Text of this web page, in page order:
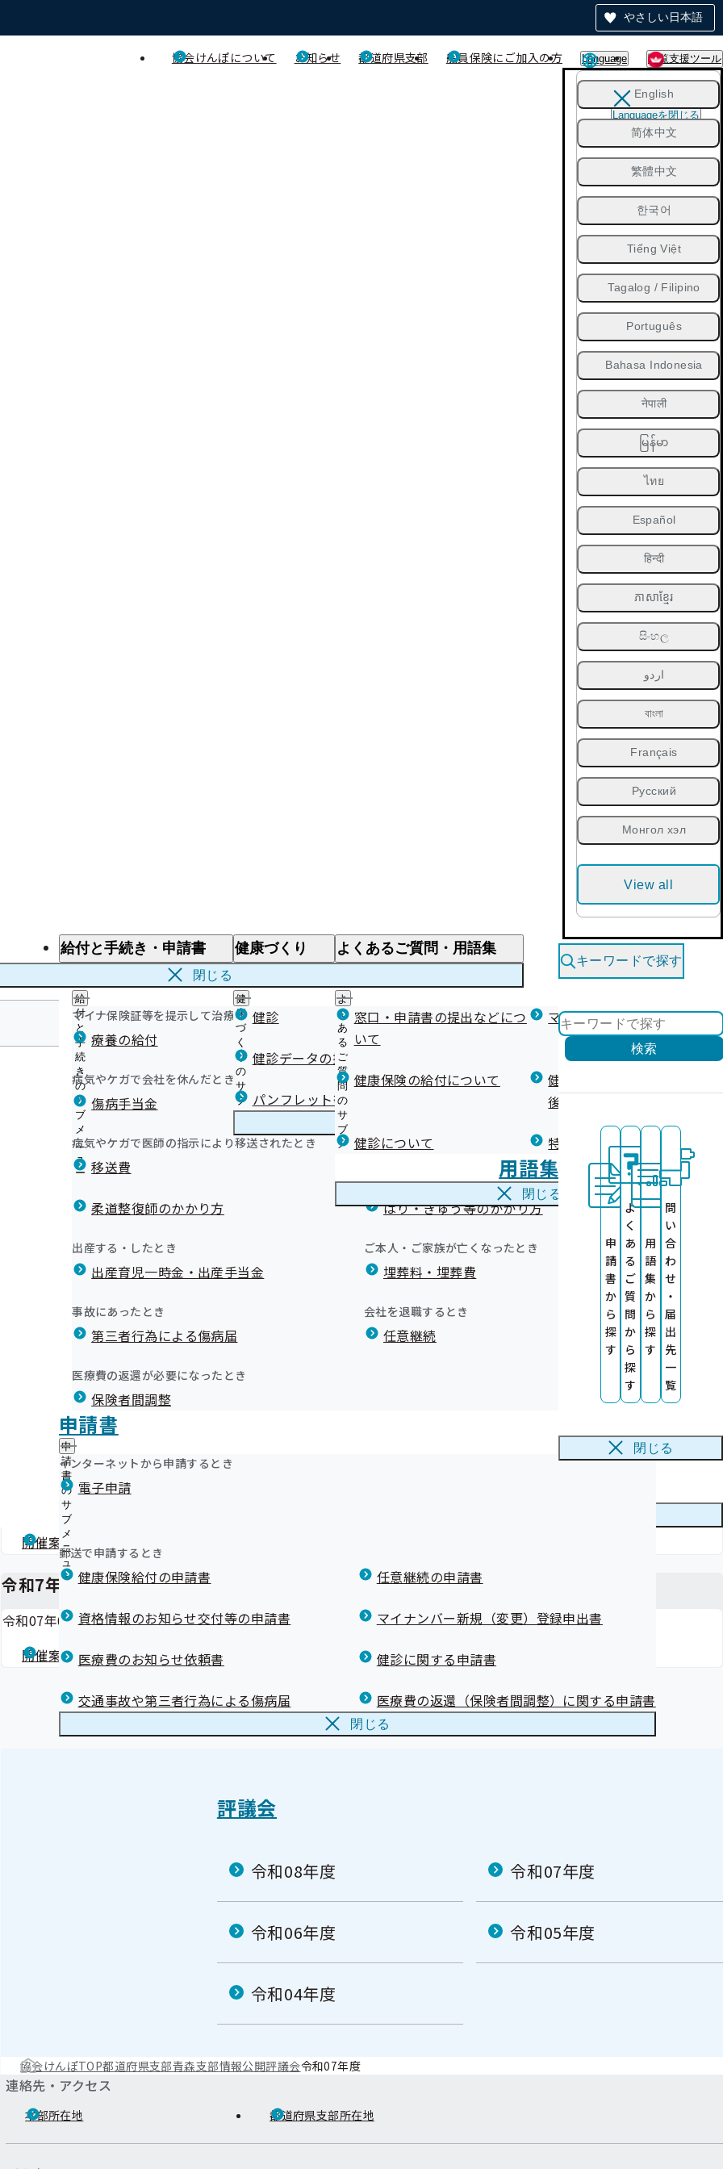
やさしい日本語
協会けんぽについて お知らせ 都道府県支部 船員保険にご加入の方 Language 閲覧支援ツール
English
简体中文
繁體中文
한국어
Tiếng Việt
Tagalog / Filipino
Português
Bahasa Indonesia
नेपाली
မြန်မာ
ไทย
Español
हिन्दी
ភាសាខ្មែរ
සිංහල
اردو
বাংলা
Français
Русский
Монгол хэл
View all
Languageを閉じる
給付と手続き・申請書
給付と手続き
給
付
と
手
続
き
の
サ
ブ
メ
ニ
ュ
ー
マイナ保険証等を提示して治療を受けるとき
療養の給付
医療費が高額になりそう・なったとき
限度額適用認定・高額療養費・高額介護合算
病気やケガで会社を休んだとき
傷病手当金
医療費の全額を負担したとき
病気やケガで医師の指示により移送されたとき
移送費
海外で急な病気にかかり治療を受けたとき
柔道整復師のかかり方 はり・きゅう等のかかり方
出産する・したとき
出産育児一時金・出産手当金
ご本人・ご家族が亡くなったとき
埋葬料・埋葬費
事故にあったとき
第三者行為による傷病届
会社を退職するとき
任意継続
医療費の返還が必要になったとき
保険者間調整
申請書
申
請
書
の
サ
ブ
メ
ニ
ュ
ー
インターネットから申請するとき
電子申請
郵送で申請するとき
健康保険給付の申請書 任意継続の申請書
資格情報のお知らせ交付等の申請書 マイナンバー新規（変更）登録申出書
医療費のお知らせ依頼書 健診に関する申請書
交通事故や第三者行為による傷病届 医療費の返還（保険者間調整）に関する申請書
閉じる
健康づくり
健
康
づ
く
り
の
サ
ブ
メ
ュ
健診 健診を受けた後の健康づくり
健診データの提供について 健康宣言（コラボヘルス）
パンフレット等（広報） 健康づくりコラム
よくあるご質問・用語集
よ
く
あ
る
ご
質
問
の
サ
ブ
メ
窓口・申請書の提出などにつ
いて
マイナ保険証等関連について
健康保険の給付について
健康保険任意継続制度（退職
後の健康保険）について
健診について 特定保健指導について
用語集
閉じる
閉じる
キーワードで探す
検索
申
請
書
か
ら
探
す
よ
く
あ
る
ご
質
問
か
ら
探
す
用
語
集
か
ら
探
す
問
い
合
わ
せ
・
届
出
先
一
覧
閉じる
青森支部
青森支部からのお知らせ
青森支部の健診・保健指導のご案内
青
の
生活習慣病予防健診（ご本人様対象）のご案内について
特定健康診査（ご家族様対象）のご案内について
令和8年度 青森県内の市町村 住民(集団)健診の実施予定について
事業者健診（定期健康診断）結果データの提供にかかる業務の外部委託
を実施しています
ます
定期健康診断の結果をご提供願います
康
健康保険委員を募集しています
令和４年度 健康保険委員表彰式を開催しました
令和５年度 健康保険委員表彰式を開催しました
令和７年度 健康保険委員功労者表彰式を開催しました
健康保険委員に関する届書ダウンロード
健康づくり
協会けんぽ北海道・東北ブロック 職場の健康づくり好事例集
短命県返上ヘルスサポートサービスにご参加いただける企業を募集しま
す
青森支部 第3期保健事業実施計画（データヘルス計画）
健康宣言事業の標準化を開始しました
「健康度診断依頼書」はこちら
健康づくり推進協議会
「アドバイザー薬局」に行ってみよう！
健康づくり出前講座（オンライン）のご案内
職場での受動喫煙対策のススメ
食事に気を付けよう
青森県長寿のびしろ日本一 できることから寿命も健康ものびのび！
インセンティブ制度は健康保険料率の引き下げにつながります！
協会けんぽ青森支部公式LINEについて
各種申請書のご提出に関するお願い
青森あるあるにリスクがある！？「あおもり健聞録」
「青森あるある」にリスクがある！？塩分摂取編
「青森あるある」にリスクがある！？喫煙編
「青森あるある」にリスクがある！？飲酒編
「青森あるある」にリスクがある！？運動不足編
「青森あるある」にリスクがある！？受診編
「協会けんぽ任意継続セット」をご利用ください
「医療・医療保険制度等に関するアンケート調査」を実施しました
医療機関・薬局関係者の皆さまへ、ジェネリック医薬品実績リストをご
活用ください
漫画で学ぼう！！ジェネリック医薬品
【ジェネリック医薬品】第1話 ジェネリック医薬品とは
【ジェネリック医薬品】第3話 効き目や安全性は大丈夫？
【ジェネリック医薬品】第4話 ジェネリック医薬品の工夫
【ジェネリック医薬品】第5話 どれくらい使われているの？
【ジェネリック医薬品】第6話 どうやって変更するの？
【事業所様へ】被扶養者（ご家族）様へ健診受診をお勧めください
メールマガジン
統計情報
青森支部について
所在地・連絡先
調達情報
採用情報
個人情報保護
地方自治体及び関係団体との連携協定
情報公開
評議会
事務処理誤り
リンク集
令和07年度
令和7年度 第4回 青森支部評議会
令和08年01月15日開催
開催案内
資料
令和07年12月18日開催
開催案内
令和7年度 第2回 青森支部評議会
令和07年10月24日開催
開催案内
令和7年度 第1回 青森支部評議会
令和07年07月23日開催
開催案内
資料
評議会
令和08年度 令和07年度
令和06年度 令和05年度
令和04年度
協会けんぽTOP都道府県支部青森支部情報公開評議会令和07年度
連絡先・アクセス
本部所在地 都道府県支部所在地